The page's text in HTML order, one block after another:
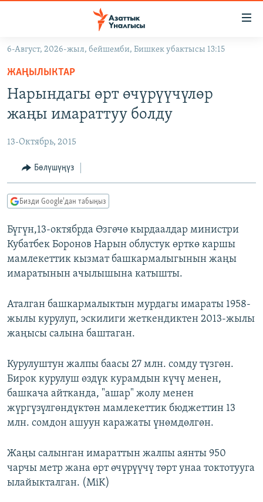
Навигацияга
өтүңүз
Издөөгө
салыңызКЫРГЫЗСТАН
ЭКОНОМИКА
МАДАНИЯТ
ДҮЙНӨ
БОРБОР АЗИЯ
АТАЙЫН ИЛИКТӨӨ
ТВ ПРОГРАММАЛАР
ЭКСПЕРТТЕР ТАЛДАЙТ
БИЗ ЖАНА ДҮЙНӨ
ЭЖЕ-СИҢДИЛЕР
ЫҢГАЙСЫЗ СУРООЛОР
ӨЗГӨЧӨ ПИКИР
Русский
ОНЛАЙН ШЕРИНЕ
6-Август, 2026-жыл, бейшемби, Бишкек убактысы 13:15
ЖАҢЫЛЫКТАР
Нарындагы өрт өчүрүүчүлөр
жаңы имараттуу болду
13-Октябрь, 2015
Бөлүшүңүз
Бизди Google'дан табыңыз
Бүгүн,13-октябрда Өзгөчө кырдаалдар министри
Кубатбек Боронов Нарын облустук өрткө каршы
мамлекеттик кызмат башкармалыгынын жаңы
имаратынын ачылышына катышты.
Аталган башкармалыктын мурдагы имараты 1958-
жылы курулуп, эскилиги жеткендиктен 2013-жылы
жаңысы салына баштаган.
Курулуштун жалпы баасы 27 млн. сомду түзгөн.
Бирок курулуш өздүк курамдын күчү менен,
башкача айтканда, "ашар" жолу менен
жүргүзүлгөндүктөн мамлекеттик бюджеттин 13
млн. сомдон ашуун каражаты үнөмдөлгөн.
Жаңы салынган имараттын жалпы аянты 950
чарчы метр жана өрт өчүрүүчү төрт унаа токтотууга
ылайыкталган. (MiK)